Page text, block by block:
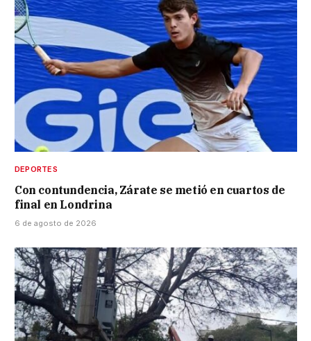
DEPORTES
Con contundencia, Zárate se metió en cuartos de
final en Londrina
6 de agosto de 2026